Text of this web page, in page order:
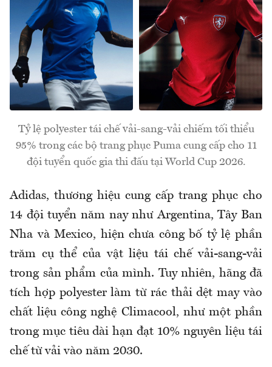
Tỷ lệ polyester tái chế vải-sang-vải chiếm tối thiểu
95% trong các bộ trang phục Puma cung cấp cho 11
đội tuyển quốc gia thi đấu tại World Cup 2026.
Adidas, thương hiệu cung cấp trang phục cho
14 đội tuyển năm nay như Argentina, Tây Ban
Nha và Mexico, hiện chưa công bố tỷ lệ phần
trăm cụ thể của vật liệu tái chế vải-sang-vải
trong sản phẩm của mình. Tuy nhiên, hãng đã
tích hợp polyester làm từ rác thải dệt may vào
chất liệu công nghệ Climacool, như một phần
trong mục tiêu dài hạn đạt 10% nguyên liệu tái
chế từ vải vào năm 2030.